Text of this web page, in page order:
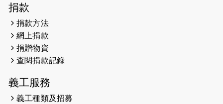
2026-04-30
2026-04-25
2026-04-24
2026-04-23
捐款
捐款方法
網上捐款
捐贈物資
查閱捐款記錄
義工服務
義工種類及招募